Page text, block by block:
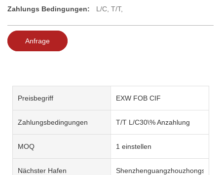
Zahlungs Bedingungen:
L/C, T/T,
Anfrage
Preisbegriff EXW FOB CIF
Zahlungsbedingungen T/T L/C30\% Anzahlung
MOQ 1 einstellen
Nächster Hafen Shenzhenguangzhouzhongshan